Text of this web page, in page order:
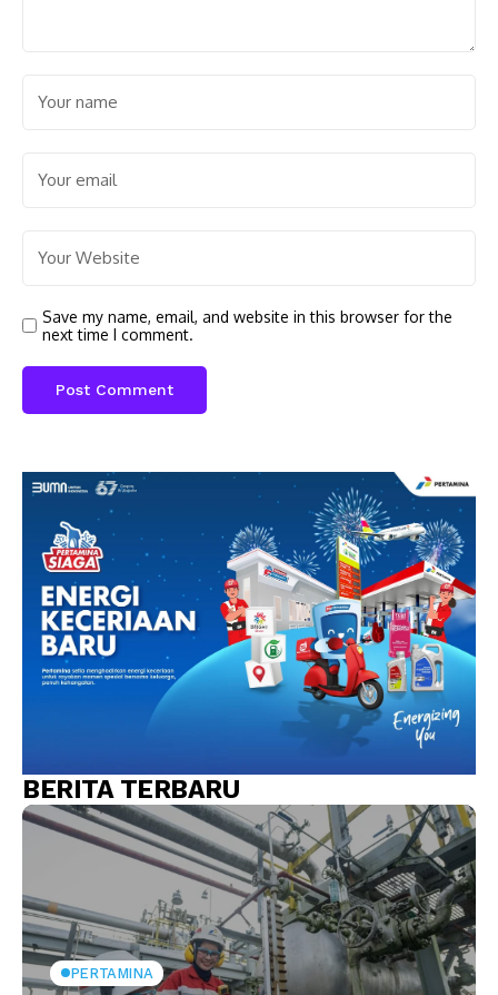
Save my name, email, and website in this browser for the
next time I comment.
BERITA TERBARU
PERTAMINA